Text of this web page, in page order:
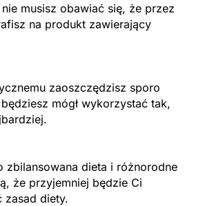
nie musisz obawiać się, że przez
na produkt zawierający
zaoszczędzisz sporo
mógł wykorzystać tak,
zbilansowana dieta i różnorodne
że przyjemniej będzie Ci
zasad diety.